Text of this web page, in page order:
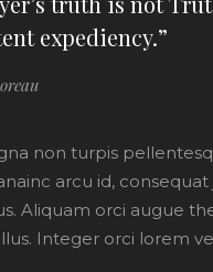
expediency.”
non turpis
arcu id,
Aliquam orci augue
Integer orci lorem